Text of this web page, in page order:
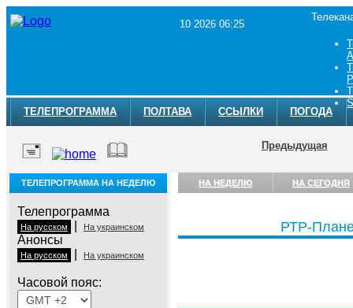
10 2026 06:25
ТЕЛЕПРОГРАММА ПОЛТАВА ССЫЛКИ ПОГОДА
Предыдущая
ТЕЛЕПРОГРАММА НА НЕДЕЛЮ
Телепрограмма
На русском На украинском
Анонсы
На русском На украинском
Часовой пояс:
НА НЕДЕЛЮ НА СЕГОДНЯ
РТР-